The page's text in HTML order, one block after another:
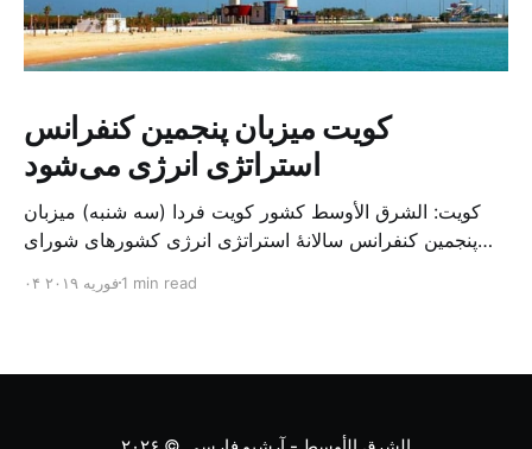
کویت میزبان پنجمین کنفرانس
استراتژی انرژی می‌شود
کویت: الشرق الأوسط کشور کویت فردا (سه شنبه) میزبان
پنجمین کنفرانس سالانهٔ استراتژی انرژی کشورهای شورای
متخصص از شرکت‌های جهانی نفت و گاز در این کنفرانس
۰۴ فوریه ۲۰۱۹1 min read